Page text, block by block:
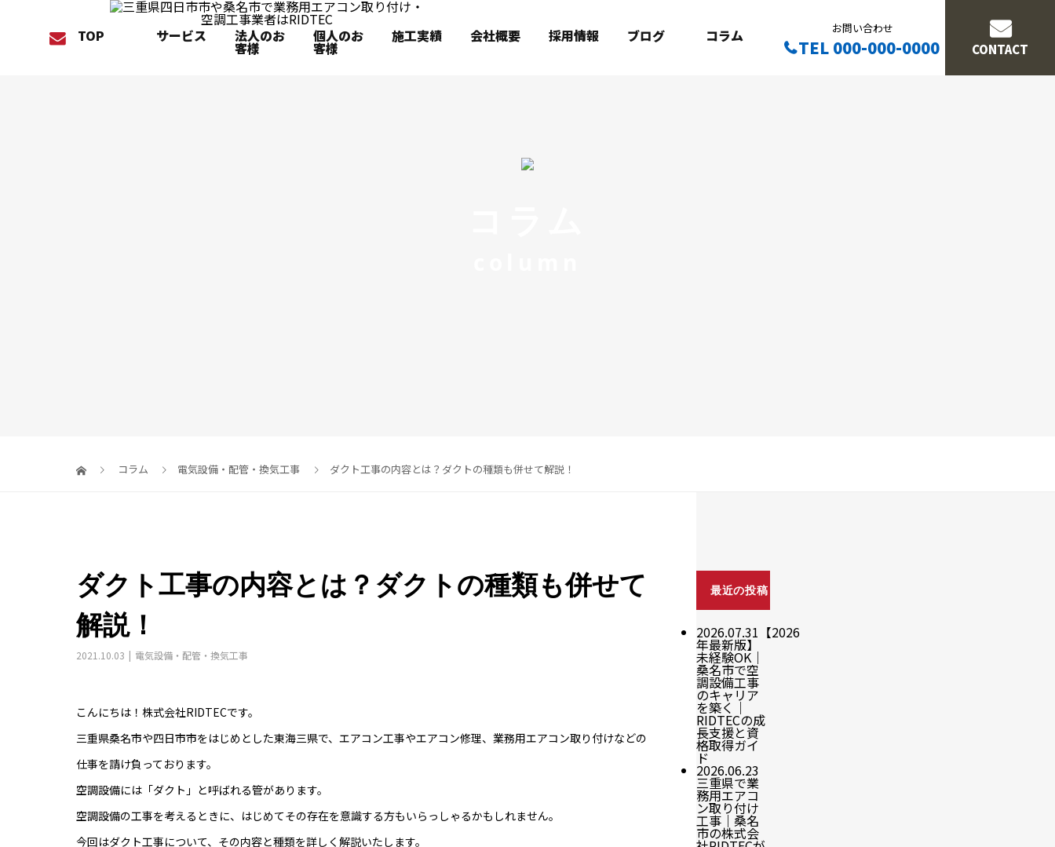
TOP サービス 法人のお
客様
個人のお
客様
施工実績 会社概要 採用情報 ブログ コラム お問い合わせ
TEL 000-000-0000 CONTACT
コラム 電気設備・配管・換気工事 ダクト工事の内容とは？ダクトの種類も併せて解説！
ダクト工事の内容とは？ダクトの種類も併せて
解説！
2021.10.03 電気設備・配管・換気工事
こんにちは！株式会社RIDTECです。
三重県桑名市や四日市市をはじめとした東海三県で、エアコン工事やエアコン修理、業務用エアコン取り付けなどの
仕事を請け負っております。
空調設備には「ダクト」と呼ばれる管があります。
空調設備の工事を考えるときに、はじめてその存在を意識する方もいらっしゃるかもしれません。
今回はダクト工事について、その内容と種類を詳しく解説いたします。
最近の投稿
2026.07.31 【2026
年最新版】
未経験OK｜
桑名市で空
調設備工事
のキャリア
を築く｜
RIDTECの成
長支援と資
格取得ガイ
ド
2026.06.23
三重県で業
務用エアコ
ン取り付け
工事｜桑名
市の株式会